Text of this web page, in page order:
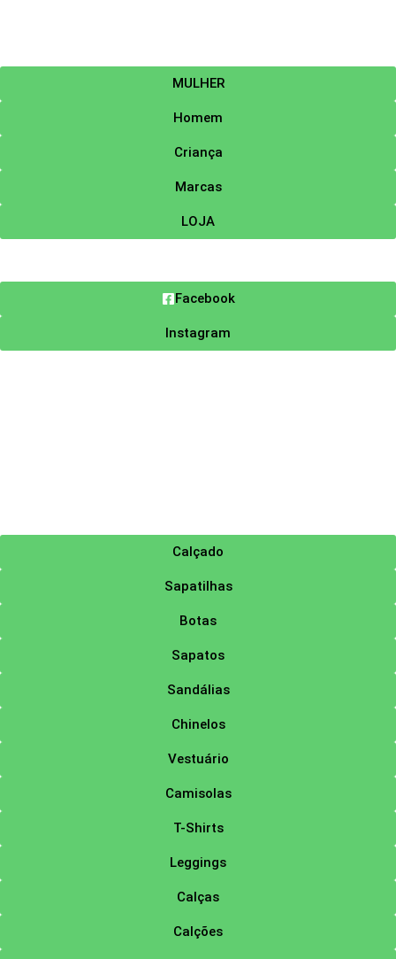
MULHER
Homem
Criança
Marcas
LOJA
Facebook
Instagram
Calçado
Sapatilhas
Botas
Sapatos
Sandálias
Chinelos
Vestuário
Camisolas
T-Shirts
Leggings
Calças
Calções